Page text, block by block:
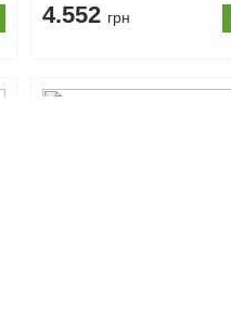
4.552 грн